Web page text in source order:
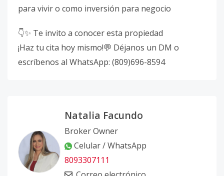
para vivir o como inversión para negocio
👇✨ Te invito a conocer esta propiedad
¡Haz tu cita hoy mismo!💬 Déjanos un DM o
escríbenos al WhatsApp: (809)696-8594
Natalia Facundo
Broker Owner
Celular / WhatsApp
8093307111